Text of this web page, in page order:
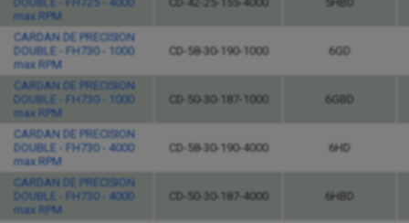
max RPM
CARDAN DE PRECISION
DOUBLE - FH730 - 1000
max RPM
CD-58-30-190-1000 6GD
CARDAN DE PRECISION
DOUBLE - FH730 - 1000
max RPM
CD-50-30-187-1000 6GBD
CARDAN DE PRECISION
DOUBLE - FH730 - 4000
max RPM
CD-58-30-190-4000 6HD
CARDAN DE PRECISION
DOUBLE - FH730 - 4000
max RPM
CD-50-30-187-4000 6HBD